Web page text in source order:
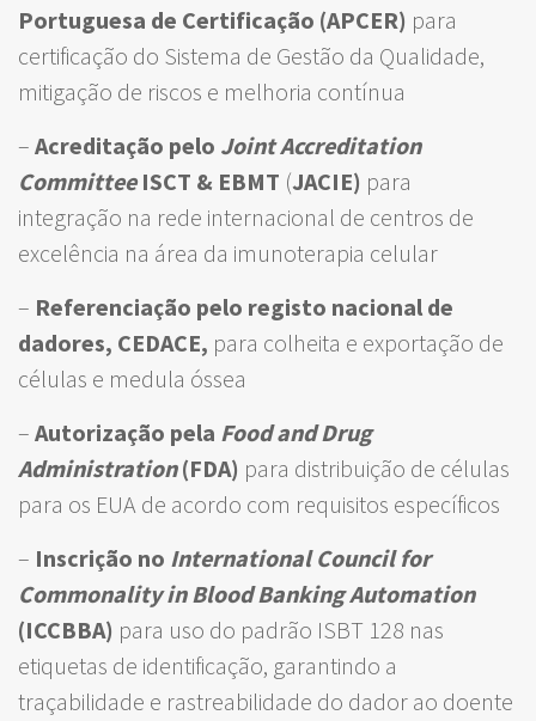
Portuguesa de Certificação (APCER) para
certificação do Sistema de Gestão da Qualidade,
mitigação de riscos e melhoria contínua
– Acreditação pelo Joint Accreditation
Committee ISCT & EBMT (JACIE) para
integração na rede internacional de centros de
excelência na área da imunoterapia celular
– Referenciação pelo registo nacional de
dadores, CEDACE, para colheita e exportação de
células e medula óssea
– Autorização pela Food and Drug
Administration(FDA) para distribuição de células
para os EUA de acordo com requisitos específicos
– Inscrição no International Council for
Commonality in Blood Banking Automation
(ICCBBA) para uso do padrão ISBT 128 nas
etiquetas de identificação, garantindo a
traçabilidade e rastreabilidade do dador ao doente